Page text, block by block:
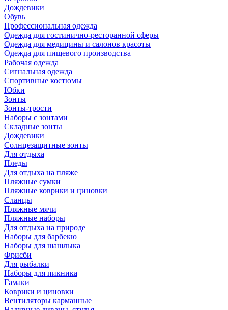
Дождевики
Обувь
Профессиональная одежда
Одежда для гостинично-ресторанной сферы
Одежда для медицины и салонов красоты
Одежда для пищевого производства
Рабочая одежда
Сигнальная одежда
Спортивные костюмы
Юбки
Зонты
Зонты-трости
Наборы с зонтами
Складные зонты
Дождевики
Солнцезащитные зонты
Для отдыха
Пледы
Для отдыха на пляже
Пляжные сумки
Пляжные коврики и циновки
Сланцы
Пляжные мячи
Пляжные наборы
Для отдыха на природе
Наборы для барбекю
Наборы для шашлыка
Фрисби
Для рыбалки
Наборы для пикника
Гамаки
Коврики и циновки
Вентиляторы карманные